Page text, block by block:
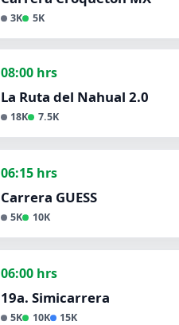
3K 5K
08:00 hrs
La Ruta del Nahual 2.0
18K 7.5K
06:15 hrs
Carrera GUESS
5K 10K
06:00 hrs
19a. Simicarrera
5K 10K 15K